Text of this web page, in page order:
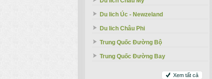
Du lich Úc - Newzeland
Du lich Châu Phi
Trung Quốc Đường Bộ
Trung Quốc Đường Bay
Xem tất cả